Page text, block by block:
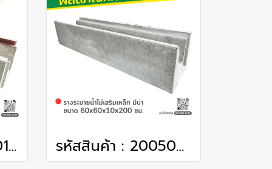
รหัสสินค้า : 2005012 รางระบายน้ำเสริมเหล็ก มีบ่า ติดเหล็กฉาก ขนาด 80x80x10x200 ซม. รหัสสินค้า : 2005009 รางระบายน้ำไม่เสริมเหล็ก มีบ่า ขนาด 60x60x10x200 ซม.